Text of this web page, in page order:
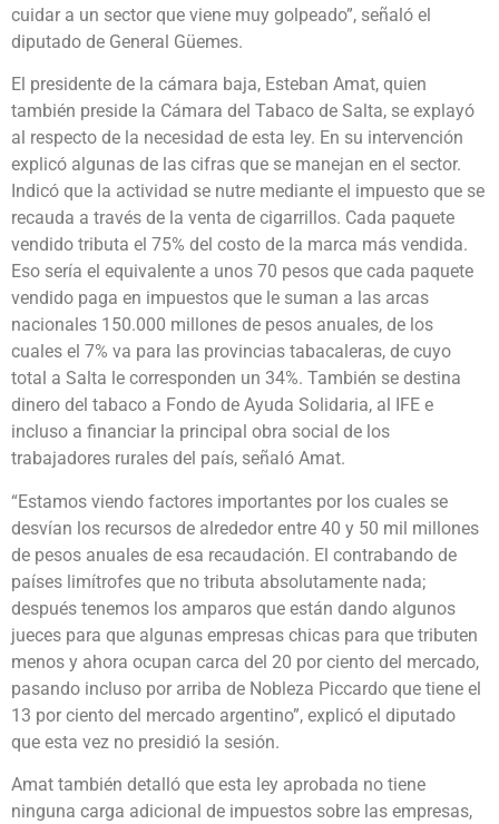
cuidar a un sector que viene muy golpeado”, señaló el
diputado de General Güemes.
El presidente de la cámara baja, Esteban Amat, quien
también preside la Cámara del Tabaco de Salta, se explayó
al respecto de la necesidad de esta ley. En su intervención
explicó algunas de las cifras que se manejan en el sector.
Indicó que la actividad se nutre mediante el impuesto que se
recauda a través de la venta de cigarrillos. Cada paquete
vendido tributa el 75% del costo de la marca más vendida.
Eso sería el equivalente a unos 70 pesos que cada paquete
vendido paga en impuestos que le suman a las arcas
nacionales 150.000 millones de pesos anuales, de los
cuales el 7% va para las provincias tabacaleras, de cuyo
total a Salta le corresponden un 34%. También se destina
dinero del tabaco a Fondo de Ayuda Solidaria, al IFE e
incluso a financiar la principal obra social de los
trabajadores rurales del país, señaló Amat.
“Estamos viendo factores importantes por los cuales se
desvían los recursos de alrededor entre 40 y 50 mil millones
de pesos anuales de esa recaudación. El contrabando de
países limítrofes que no tributa absolutamente nada;
después tenemos los amparos que están dando algunos
jueces para que algunas empresas chicas para que tributen
menos y ahora ocupan carca del 20 por ciento del mercado,
pasando incluso por arriba de Nobleza Piccardo que tiene el
13 por ciento del mercado argentino”, explicó el diputado
que esta vez no presidió la sesión.
Amat también detalló que esta ley aprobada no tiene
ninguna carga adicional de impuestos sobre las empresas,